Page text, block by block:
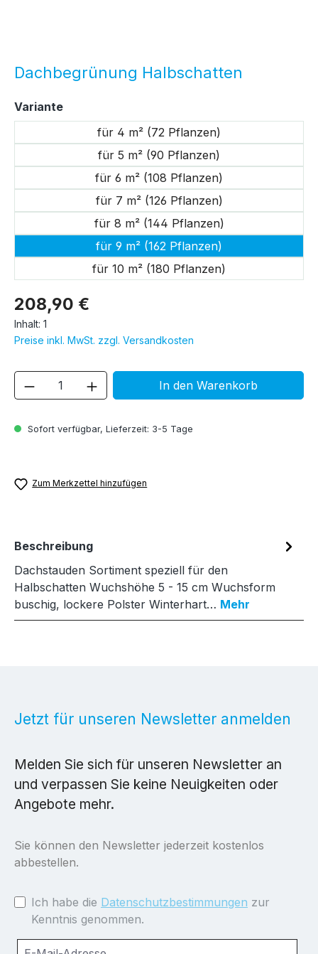
Dachbegrünung Halbschatten
208,90 €
Inhalt: 1
Preise inkl. MwSt. zzgl. Versandkosten
Sofort verfügbar, Lieferzeit: 3-5 Tage
Varianteauswählen
für 4 m² (72 Pflanzen)
für 5 m² (90 Pflanzen)
für 6 m² (108 Pflanzen)
für 7 m² (126 Pflanzen)
für 8 m² (144 Pflanzen)
für 9 m² (162 Pflanzen)
für 10 m² (180 Pflanzen)
Produkt Anzahl: Gib denIn den Warenkorb
Zum Merkzettel hinzufügen
Beschreibung
Dachstauden Sortiment speziell für den
Halbschatten Wuchshöhe 5 - 15 cm Wuchsform
buschig, lockere Polster Winterhart… Mehr
Jetzt für unseren Newsletter anmelden
Melden Sie sich für unseren Newsletter an
und verpassen Sie keine Neuigkeiten oder
Angebote mehr.
Sie können den Newsletter jederzeit kostenlos
abbestellen.
Ich habe die Datenschutzbestimmungen zur
Kenntnis genommen.